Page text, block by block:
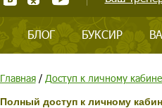
БЛОГ БУКСИР
Главная/ Доступ к личному
Полный доступ к личному